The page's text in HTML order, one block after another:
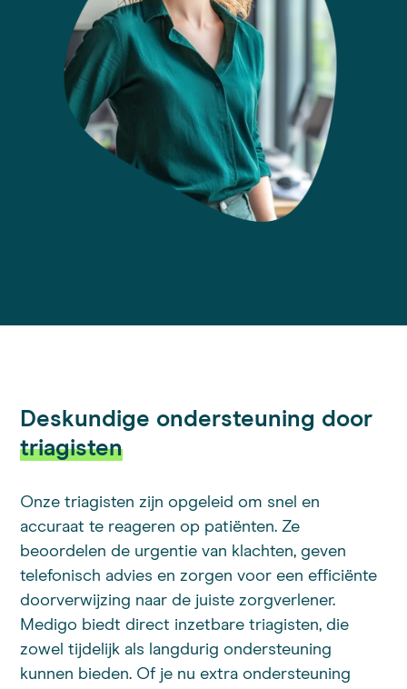
Deskundige ondersteuning door
triagisten
Onze triagisten zijn opgeleid om snel en
accuraat te reageren op patiënten. Ze
beoordelen de urgentie van klachten, geven
telefonisch advies en zorgen voor een efficiënte
doorverwijzing naar de juiste zorgverlener.
Medigo biedt direct inzetbare triagisten, die
zowel tijdelijk als langdurig ondersteuning
kunnen bieden. Of je nu extra ondersteuning